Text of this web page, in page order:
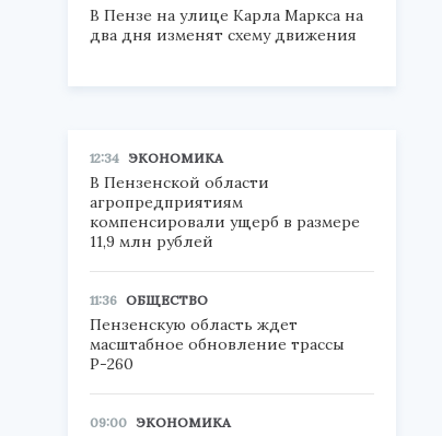
В Пензе на улице Карла Маркса на
два дня изменят схему движения
12:34 ЭКОНОМИКА
В Пензенской области
агропредприятиям
компенсировали ущерб в размере
11,9 млн рублей
11:36 ОБЩЕСТВО
Пензенскую область ждет
масштабное обновление трассы
Р-260
09:00 ЭКОНОМИКА